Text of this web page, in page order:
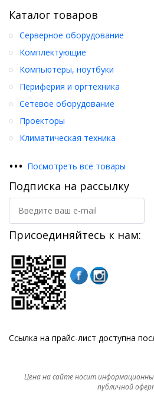
Каталог товаров
Серверное оборудование
Комплектующие
Компьютеры, ноутбуки
Периферия и оргтехника
Сетевое оборудование
Проекторы
Климатическая техника
••• Посмотреть все товары
Подписка на рассылку
Присоединяйтесь к нам:
Ссылка на прайс-лист доступна
Цена на сайте носит
публичной